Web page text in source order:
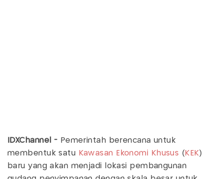
IDXChannel - Pemerintah berencana untuk
membentuk satu Kawasan Ekonomi Khusus ( KEK )
baru yang akan menjadi lokasi pembangunan